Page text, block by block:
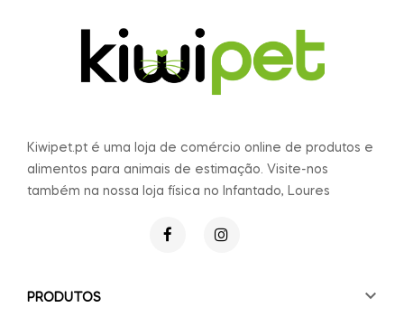
Kiwipet.pt é uma loja de comércio online de produtos e
alimentos para animais de estimação. Visite-nos
também na nossa loja física no Infantado, Loures
PRODUTOS
